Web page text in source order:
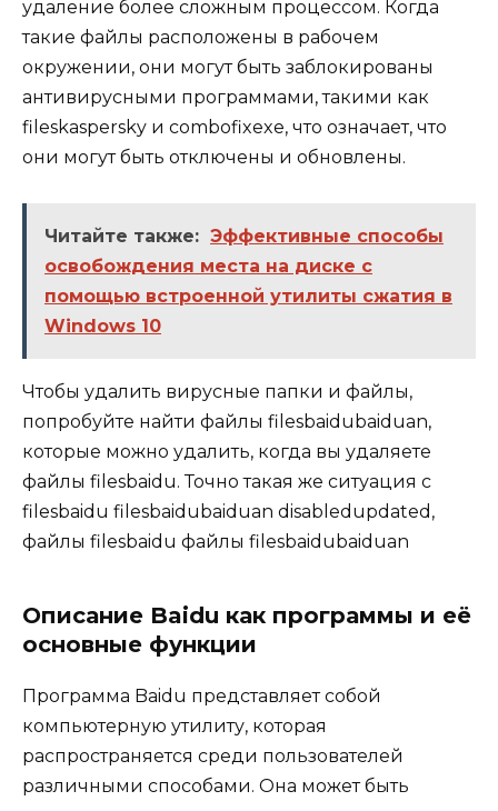
удаление более сложным процессом. Когда
такие файлы расположены в рабочем
окружении, они могут быть заблокированы
антивирусными программами, такими как
fileskaspersky и combofixexe, что означает, что
они могут быть отключены и обновлены.
Читайте также: Эффективные способы
освобождения места на диске с
помощью встроенной утилиты сжатия в
Windows 10
Чтобы удалить вирусные папки и файлы,
попробуйте найти файлы filesbaidubaiduan,
которые можно удалить, когда вы удаляете
файлы filesbaidu. Точно такая же ситуация с
filesbaidu filesbaidubaiduan disabledupdated,
файлы filesbaidu файлы filesbaidubaiduan
Описание Baidu как программы и её
основные функции
Программа Baidu представляет собой
компьютерную утилиту, которая
распространяется среди пользователей
различными способами. Она может быть